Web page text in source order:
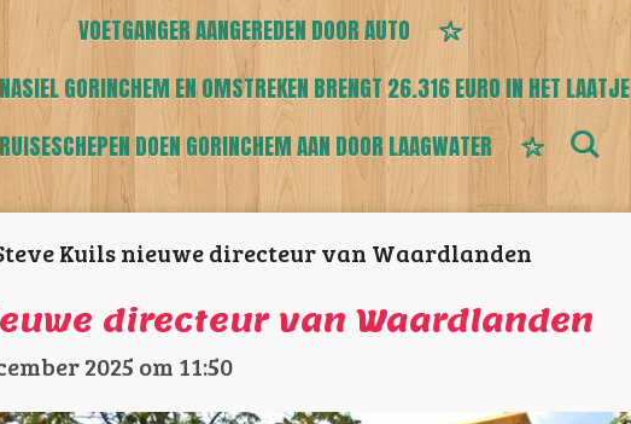
VOETGANGER AANGEREDEN DOOR AUTO
GORINCHEM EN OMSTREKEN BRENGT 26.316 EURO IN HET LAATJE
DOEN GORINCHEM AAN DOOR LAAGWATER
Kuils nieuwe directeur van Waardlanden
directeur van Waardlanden
2025 om 11:50